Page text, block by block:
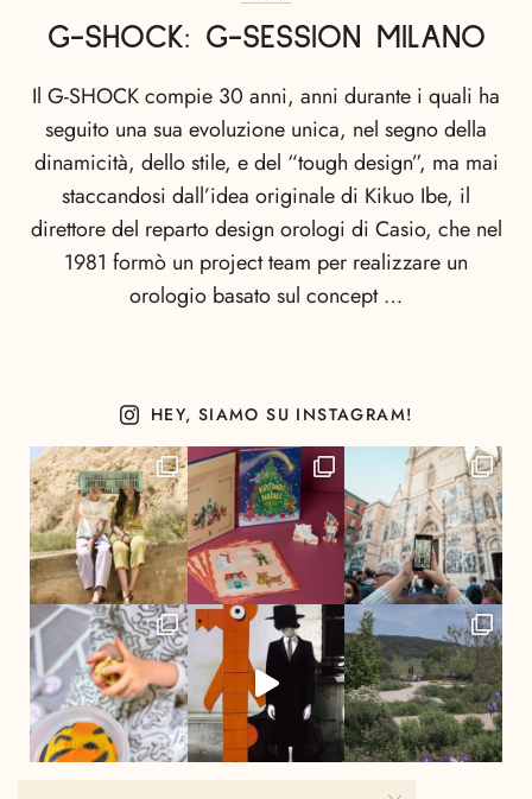
G-SHOCK: G-SESSION MILANO
Il G-SHOCK compie 30 anni, anni durante i quali ha
seguito una sua evoluzione unica, nel segno della
dinamicità, dello stile, e del “tough design”, ma mai
staccandosi dall’idea originale di Kikuo Ibe, il
direttore del reparto design orologi di Casio, che nel
1981 formò un project team per realizzare un
orologio basato sul concept …
HEY, SIAMO SU INSTAGRAM!